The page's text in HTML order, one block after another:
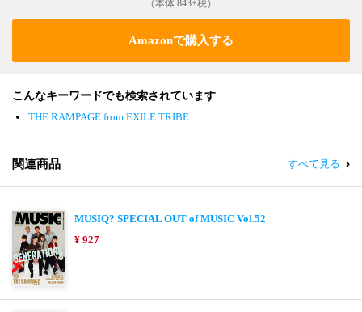
（本体 843+税）
Amazonで購入する
こんなキーワードでも検索されています
THE RAMPAGE from EXILE TRIBE
関連商品 すべて見る
MUSIQ? SPECIAL OUT of MUSIC Vol.52
¥ 927